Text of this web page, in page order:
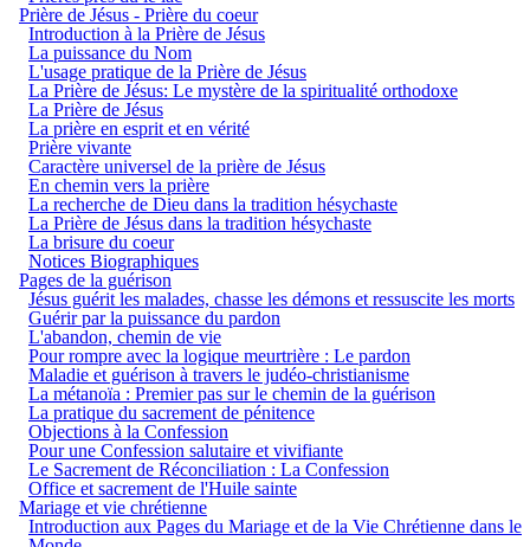
Prière de Jésus - Prière du coeur
Introduction à la Prière de Jésus
La puissance du Nom
L'usage pratique de la Prière de Jésus
La Prière de Jésus: Le mystère de la spiritualité orthodoxe
La Prière de Jésus
La prière en esprit et en vérité
Prière vivante
Caractère universel de la prière de Jésus
En chemin vers la prière
La recherche de Dieu dans la tradition hésychaste
La Prière de Jésus dans la tradition hésychaste
La brisure du coeur
Notices Biographiques
Pages de la guérison
Jésus guérit les malades, chasse les démons et ressuscite les morts
Guérir par la puissance du pardon
L'abandon, chemin de vie
Pour rompre avec la logique meurtrière : Le pardon
Maladie et guérison à travers le judéo-christianisme
La métanoïa : Premier pas sur le chemin de la guérison
La pratique du sacrement de pénitence
Objections à la Confession
Pour une Confession salutaire et vivifiante
Le Sacrement de Réconciliation : La Confession
Office et sacrement de l'Huile sainte
Mariage et vie chrétienne
Introduction aux Pages du Mariage et de la Vie Chrétienne dans le